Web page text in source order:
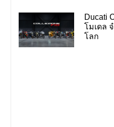
Ducati
โมเดล
โลก